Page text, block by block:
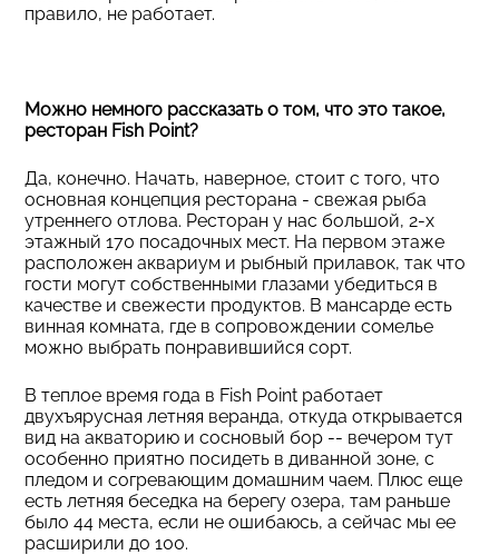
правило, не работает.
Можно немного рассказать о том, что это такое,
ресторан Fish Point?
Да, конечно. Начать, наверное, стоит с того, что
основная концепция ресторана - свежая рыба
утреннего отлова. Ресторан у нас большой, 2-х
этажный 170 посадочных мест. На первом этаже
расположен аквариум и рыбный прилавок, так что
гости могут собственными глазами убедиться в
качестве и свежести продуктов. В мансарде есть
винная комната, где в сопровождении сомелье
можно выбрать понравившийся сорт.
В теплое время года в Fish Point работает
двухъярусная летняя веранда, откуда открывается
вид на акваторию и сосновый бор -- вечером тут
особенно приятно посидеть в диванной зоне, с
пледом и согревающим домашним чаем. Плюс еще
есть летняя беседка на берегу озера, там раньше
было 44 места, если не ошибаюсь, а сейчас мы ее
расширили до 100.